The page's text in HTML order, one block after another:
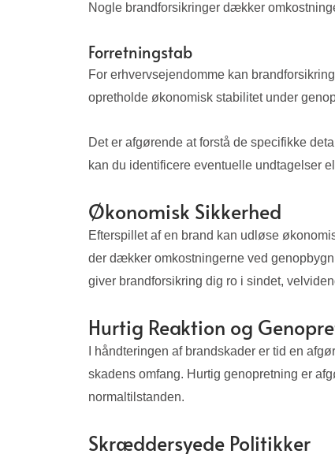
Nogle brandforsikringer dækker
Forretningstab
For erhvervsejendomme kan
opretholde økonomisk stabilitet under
Det er afgørende at forstå de specifikke
kan du identificere eventuelle undtagelser
Økonomisk Sikkerhed
Efterspillet af en brand kan udløse
der dækker omkostningerne ved
giver brandforsikring dig ro i sindet,
Hurtig Reaktion og
I håndteringen af brandskader er tid en
skadens omfang. Hurtig genopretning er
normaltilstanden.
Skræddersyede Politikker